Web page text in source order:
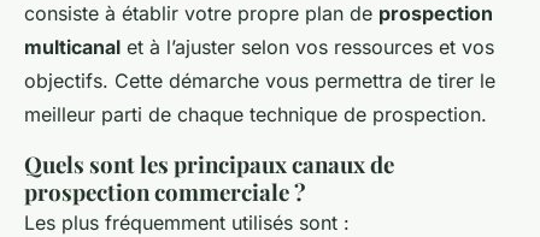
consiste à établir votre propre plan de prospection
multicanal et à l’ajuster selon vos ressources et vos
objectifs. Cette démarche vous permettra de tirer le
meilleur parti de chaque technique de prospection.
Quels sont les principaux canaux de
prospection commerciale ?
Les plus fréquemment utilisés sont :